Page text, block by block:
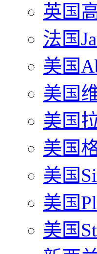
英国
法国
美国
美国
美国
美国
美国
美国
美国